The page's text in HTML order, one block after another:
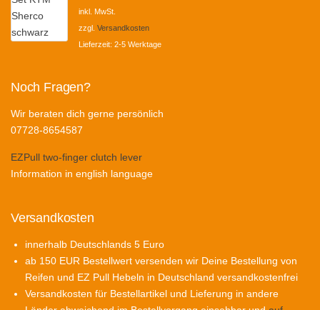
war:
€110,00
ist:
€95,00.
inkl. MwSt.
zzgl. Versandkosten
Lieferzeit: 2-5 Werktage
Noch Fragen?
Wir beraten dich gerne persönlich
07728-8654587
EZPull two-finger clutch lever
Information in english language
Versandkosten
innerhalb Deutschlands 5 Euro
ab 150 EUR Bestellwert versenden wir Deine Bestellung von
Reifen und EZ Pull Hebeln in Deutschland versandkostenfrei
Versandkosten für Bestellartikel und Lieferung in andere